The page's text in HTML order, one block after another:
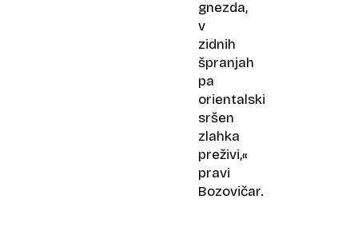
gnezda,
v
zidnih
špranjah
pa
orientalski
sršen
zlahka
preživi,«
pravi
Bozovičar.